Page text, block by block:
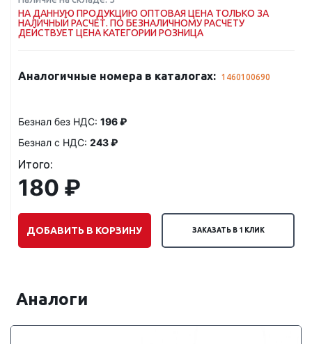
НА ДАННУЮ ПРОДУКЦИЮ ОПТОВАЯ ЦЕНА ТОЛЬКО ЗА
НАЛИЧНЫЙ РАСЧЕТ. ПО БЕЗНАЛИЧНОМУ РАСЧЕТУ
ДЕЙСТВУЕТ ЦЕНА КАТЕГОРИИ РОЗНИЦА
Аналогичные номера в каталогах: 1460100690
Безнал без НДС: 196 ₽
Безнал с НДС: 243 ₽
Итого:
180 ₽
ДОБАВИТЬ В КОРЗИНУ ЗАКАЗАТЬ В 1 КЛИК
Аналоги